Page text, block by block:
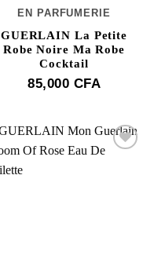
EN PARFUMERIE
GUERLAIN La Petite
Robe Noire Ma Robe
Cocktail
85,000 CFA